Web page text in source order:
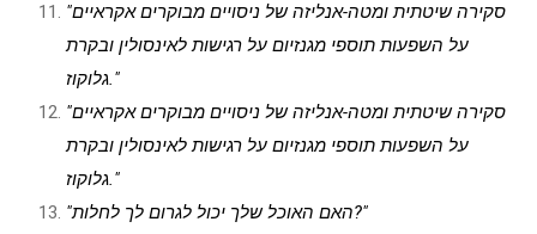
"סקירה שיטתית ומטה-אנליזה של ניסויים מבוקרים אקראיים
על השפעות תוספי מגנזיום על רגישות לאינסולין ובקרת
גלוקוז."
"סקירה שיטתית ומטה-אנליזה של ניסויים מבוקרים אקראיים
על השפעות תוספי מגנזיום על רגישות לאינסולין ובקרת
גלוקוז."
"האם האוכל שלך יכול לגרום לך לחלות?"